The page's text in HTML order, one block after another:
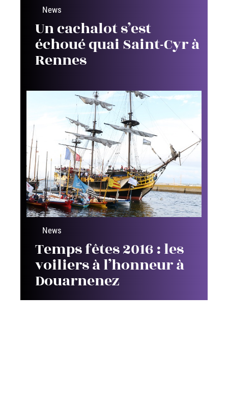
News
Un cachalot s’est
échoué quai Saint-Cyr à
Rennes
News
Temps fêtes 2016 : les
voiliers à l’honneur à
Douarnenez